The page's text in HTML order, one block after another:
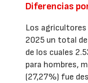
Diferencias
Los
2025 un total
de los cuales
para hombres,
(27,27%) fue